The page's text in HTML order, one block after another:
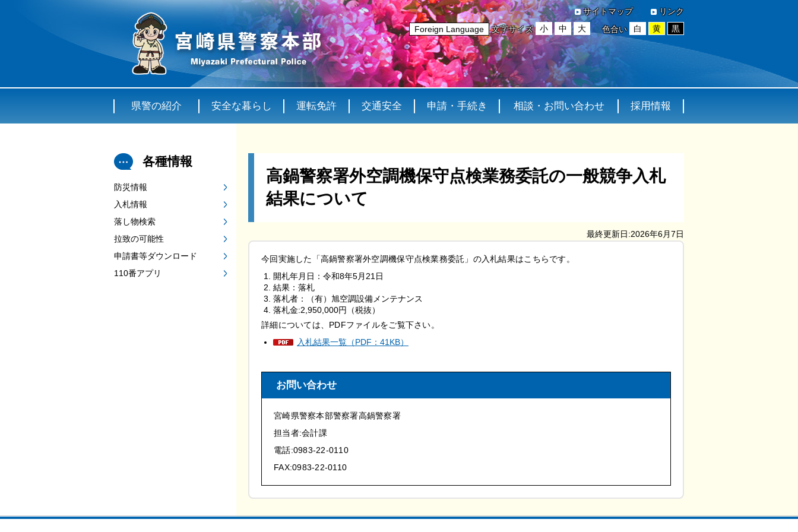
サイトマップ
リンク
Foreign Language
文字サイズ 小 中 大 色合い 白 黄 黒
県警の紹介 安全な暮らし 運転免許 交通安全 申請・手続き 相談・お問い合わせ 採用情報
高鍋警察署外空調機保守点検業務委託の一般競争入札
結果について
最終更新日:2026年6月7日
今回実施した「高鍋警察署外空調機保守点検業務委託」の入札結果はこちらです。
開札年月日：令和8年5月21日
結果：落札
落札者：（有）旭空調設備メンテナンス
落札金:2,950,000円（税抜）
詳細については、PDFファイルをご覧下さい。
入札結果一覧（PDF：41KB）
お問い合わせ
宮崎県警察本部警察署高鍋警察署
担当者:会計課
電話:0983-22-0110
FAX:0983-22-0110
各種情報
防災情報
入札情報
落し物検索
拉致の可能性
申請書等ダウンロード
110番アプリ